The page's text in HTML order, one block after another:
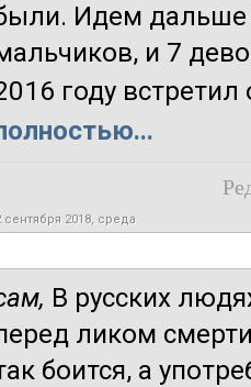
Идем дальше
и 7
году
сентября 2018, среда
В русских
ликом
боится, а